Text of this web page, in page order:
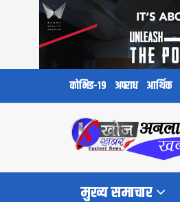
कोभिड-१९ अपराध आर्थिक
मुख्य समाचार